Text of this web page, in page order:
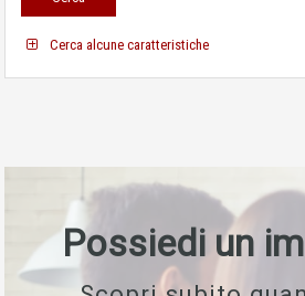
Cerca alcune caratteristiche
Possiedi un